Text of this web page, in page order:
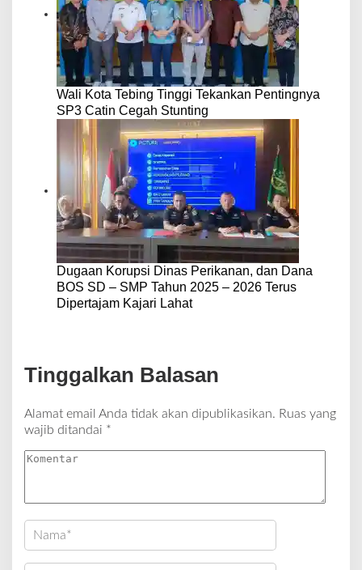
Wali Kota Tebing Tinggi Tekankan Pentingnya
SP3 Catin Cegah Stunting
Dugaan Korupsi Dinas Perikanan, dan Dana
BOS SD – SMP Tahun 2025 – 2026 Terus
Dipertajam Kajari Lahat
Tinggalkan Balasan
Alamat email Anda tidak akan dipublikasikan. Ruas yang
wajib ditandai *